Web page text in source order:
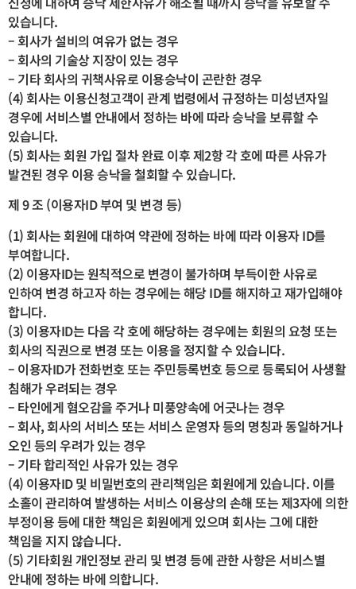
있습니다.
– 회사가 설비의 여유가 없는 경우
– 회사의 기술상 지장이 있는 경우
– 기타 회사의 귀책사유로 이용승낙이 곤란한 경우
(4) 회사는 이용신청고객이 관계 법령에서 규정하는 미성년자일
경우에 서비스별 안내에서 정하는 바에 따라 승낙을 보류할 수
있습니다.
(5) 회사는 회원 가입 절차 완료 이후 제2항 각 호에 따른 사유가
발견된 경우 이용 승낙을 철회할 수 있습니다.
제 9 조 (이용자ID 부여 및 변경 등)
(1) 회사는 회원에 대하여 약관에 정하는 바에 따라 이용자 ID를
부여합니다.
(2) 이용자ID는 원칙적으로 변경이 불가하며 부득이한 사유로
인하여 변경 하고자 하는 경우에는 해당 ID를 해지하고 재가입해야
합니다.
(3) 이용자ID는 다음 각 호에 해당하는 경우에는 회원의 요청 또는
회사의 직권으로 변경 또는 이용을 정지할 수 있습니다.
– 이용자ID가 전화번호 또는 주민등록번호 등으로 등록되어 사생활
침해가 우려되는 경우
– 타인에게 혐오감을 주거나 미풍양속에 어긋나는 경우
– 회사, 회사의 서비스 또는 서비스 운영자 등의 명칭과 동일하거나
오인 등의 우려가 있는 경우
– 기타 합리적인 사유가 있는 경우
(4) 이용자ID 및 비밀번호의 관리책임은 회원에게 있습니다. 이를
소홀이 관리하여 발생하는 서비스 이용상의 손해 또는 제3자에 의한
부정이용 등에 대한 책임은 회원에게 있으며 회사는 그에 대한
책임을 지지 않습니다.
(5) 기타회원 개인정보 관리 및 변경 등에 관한 사항은 서비스별
안내에 정하는 바에 의합니다.